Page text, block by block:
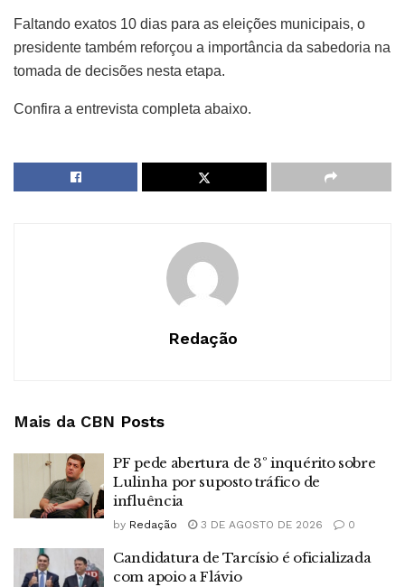
Faltando exatos 10 dias para as eleições municipais, o
presidente também reforçou a importância da sabedoria na
tomada de decisões nesta etapa.
Confira a entrevista completa abaixo.
Redação
Mais da CBN Posts
PF pede abertura de 3º inquérito sobre
Lulinha por suposto tráfico de
influência
by Redação 3 DE AGOSTO DE 2026 0
Candidatura de Tarcísio é oficializada
com apoio a Flávio